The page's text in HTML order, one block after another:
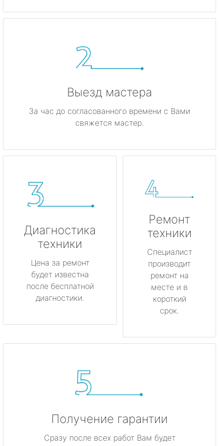
Гатчина
Кириши
Коммунар
Кудрово
Лодейное Поле
Луга
Любань
Мурино
Никольское
Новая Ладога
Приозерск
Выезд мастера
За час до согласованного времени с Вами
свяжется мастер.
Диагностика
техники
Цена за ремонт
будет известна
после бесплатной
диагностики.
Ремонт
техники
Специалист
производит
ремонт на
месте и в
короткий
срок.
Получение гарантии
Сразу после всех работ Вам будет